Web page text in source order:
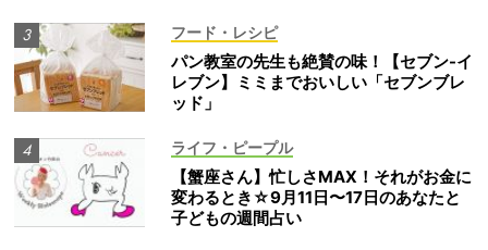
フード・レシピ
パン教室の先生も絶賛の味！【セブン-イ
レブン】ミミまでおいしい「セブンブレ
ッド」
ライフ・ピープル
【蟹座さん】忙しさMAX！それがお金に
変わるとき☆9月11日〜17日のあなたと
子どもの週間占い